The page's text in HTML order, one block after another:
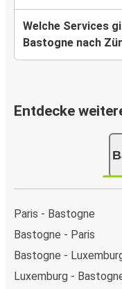
Welche Services
Bastogne nach
Entdecke
Paris - Bastogne
Bastogne - Paris
Bastogne -
Luxemburg -